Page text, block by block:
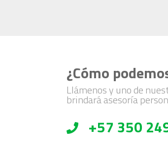
¿Cómo
Llámenos y uno de
brindará asesoría
+57 350